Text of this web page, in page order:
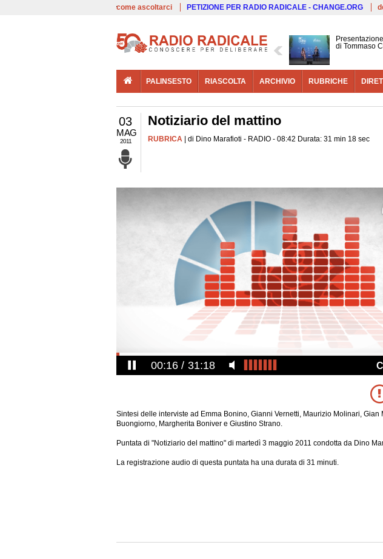
come ascoltarci PETIZIONE PER RADIO RADICALE - CHANGE.ORG
di Tommaso
PALINSESTO RIASCOLTA ARCHIVIO RUBRICHE
03
MAG
2011
Notiziario del mattino
RUBRICA | di Dino Marafioti - RADIO - 08:42 Durata: 31 min 18 sec
00:17 31:18
Sintesi delle interviste ad Emma Bonino, Gianni Vernetti, Maurizio Molinari, Gian
Buongiorno, Margherita Boniver e Giustino Strano.
Puntata di "Notiziario del mattino" di martedì 3 maggio 2011 condotta da Dino
La registrazione audio di questa puntata ha una durata di 31 minuti.